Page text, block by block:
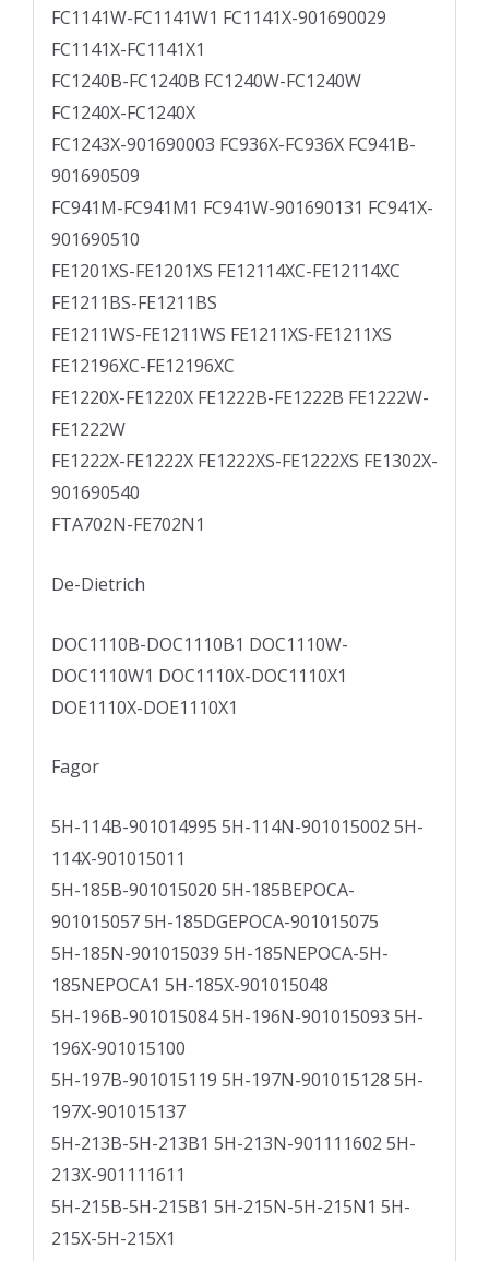
FC1141W-FC1141W1 FC1141X-901690029
FC1141X-FC1141X1
FC1240B-FC1240B FC1240W-FC1240W
FC1240X-FC1240X
FC1243X-901690003 FC936X-FC936X FC941B-
901690509
FC941M-FC941M1 FC941W-901690131 FC941X-
901690510
FE1201XS-FE1201XS FE12114XC-FE12114XC
FE1211BS-FE1211BS
FE1211WS-FE1211WS FE1211XS-FE1211XS
FE12196XC-FE12196XC
FE1220X-FE1220X FE1222B-FE1222B FE1222W-
FE1222W
FE1222X-FE1222X FE1222XS-FE1222XS FE1302X-
901690540
FTA702N-FE702N1
De-Dietrich
DOC1110B-DOC1110B1 DOC1110W-
DOC1110W1 DOC1110X-DOC1110X1
DOE1110X-DOE1110X1
Fagor
5H-114B-901014995 5H-114N-901015002 5H-
114X-901015011
5H-185B-901015020 5H-185BEPOCA-
901015057 5H-185DGEPOCA-901015075
5H-185N-901015039 5H-185NEPOCA-5H-
185NEPOCA1 5H-185X-901015048
5H-196B-901015084 5H-196N-901015093 5H-
196X-901015100
5H-197B-901015119 5H-197N-901015128 5H-
197X-901015137
5H-213B-5H-213B1 5H-213N-901111602 5H-
213X-901111611
5H-215B-5H-215B1 5H-215N-5H-215N1 5H-
215X-5H-215X1